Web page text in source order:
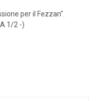
per il Fezzan".
1/2 -)